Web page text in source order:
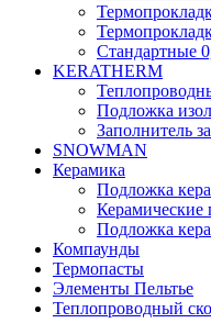
Стандартные
KERATHERM
Подложка
Заполнитель
SNOWMAN
Керамика
Подложка
Подложка
Компаунды
Термопасты
Элементы Пельтье
Теплопроводный